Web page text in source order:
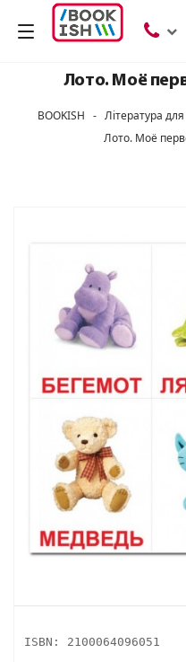
Лото. Моё
BOOKISH - Література для
Лото. Моё
ISBN: 2100064096051